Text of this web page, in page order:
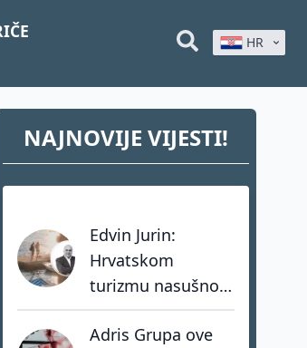
HR
NAJNOVIJE VIJESTI!
Edvin Jurin:
Hrvatskom
turizmu nasušno
nedostaju
hrabrost, stav i -
Adris Grupa ove